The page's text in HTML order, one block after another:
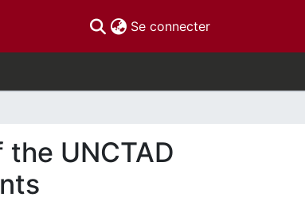
Se connecter(current)
UNCTAD